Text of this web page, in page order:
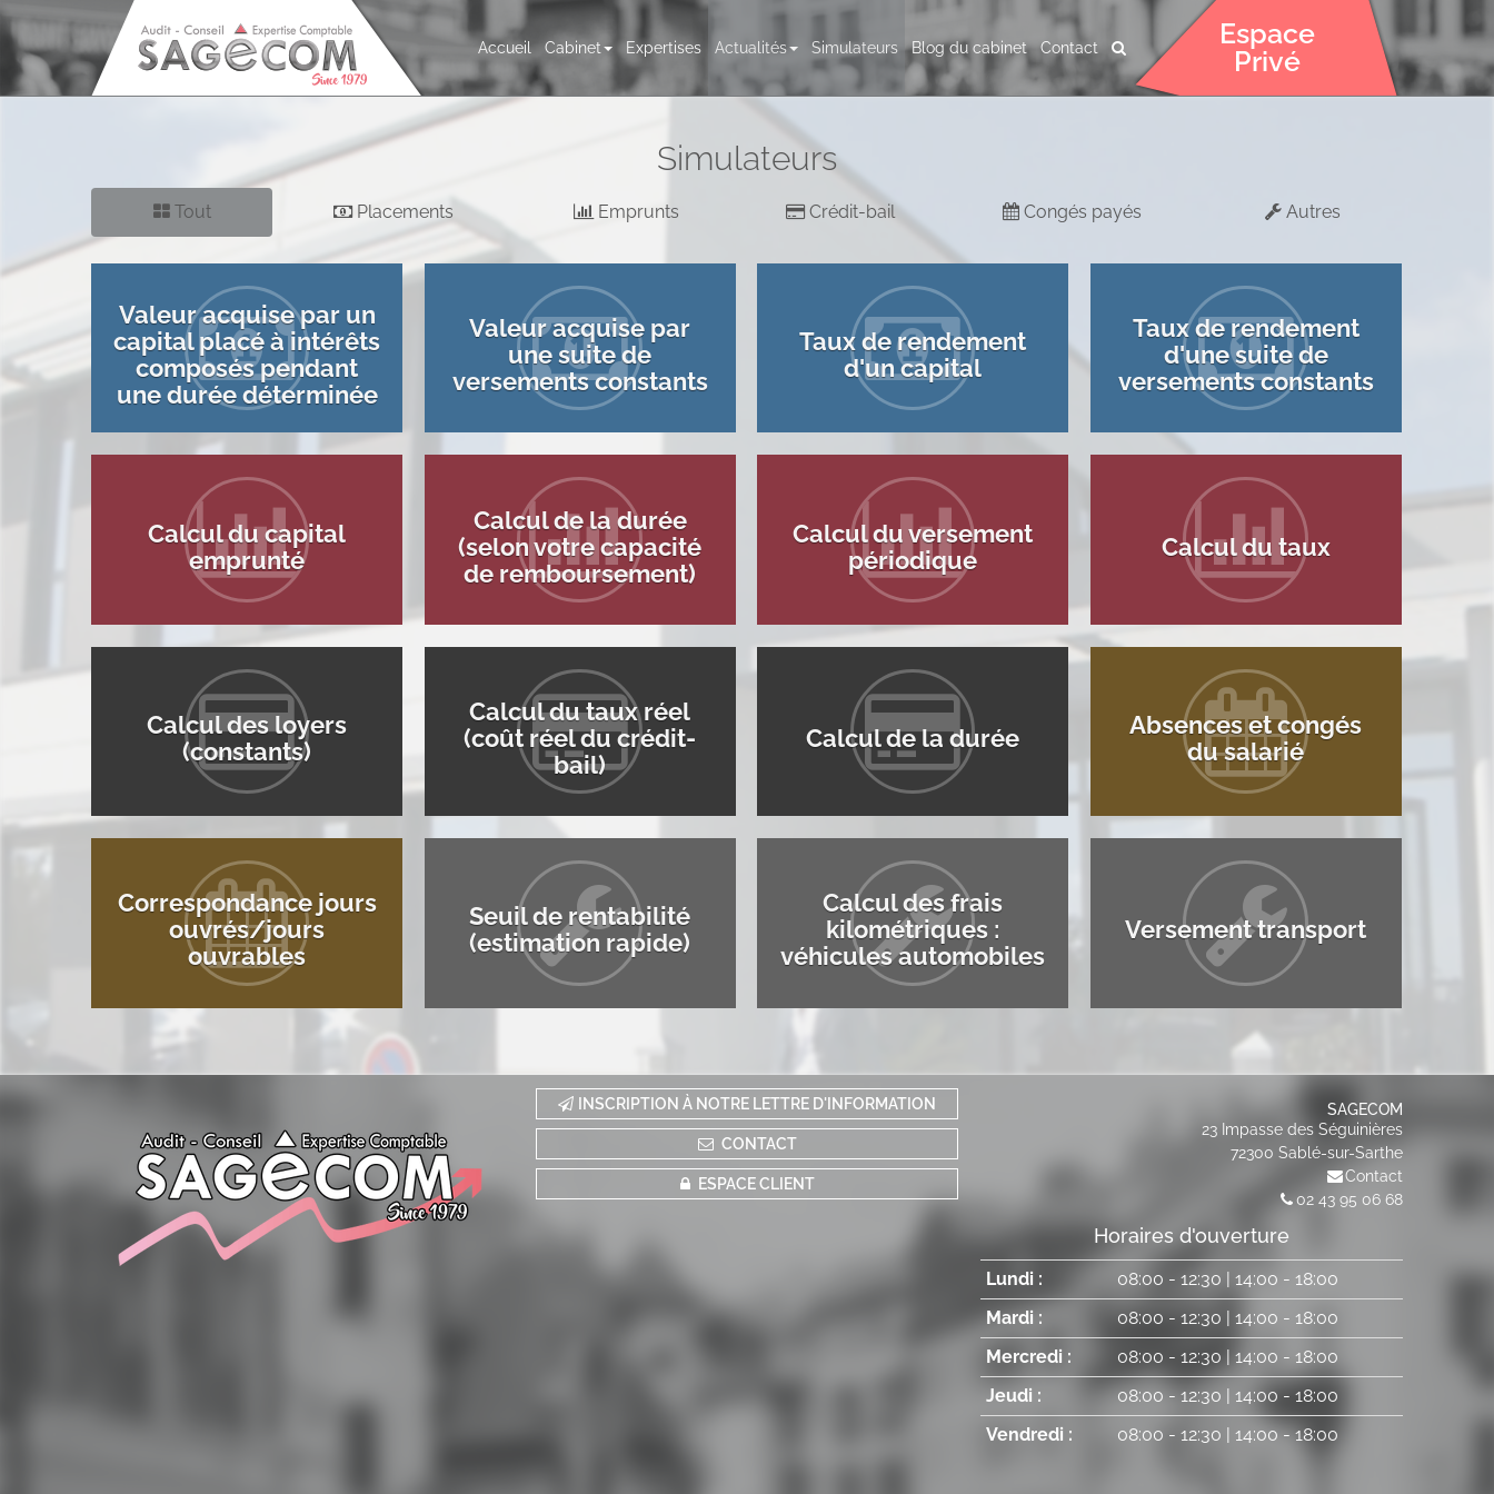
Accueil Cabinet Expertises Actualités Simulateurs Blog du cabinet Contact
Espace
Privé
Simulateurs
Tout Placements Emprunts Crédit-bail Congés payés Autres
Valeur acquise par un
capital placé à intérêts
composés pendant
une durée déterminée
Valeur acquise par
une suite de
versements constants
Taux de rendement
d'un capital
Taux de rendement
d'une suite de
versements constants
Calcul du capital
emprunté
Calcul de la durée
(selon votre capacité
de remboursement)
Calcul du versement
périodique
Calcul du taux
Calcul des loyers
(constants)
Calcul du taux réel
(coût réel du crédit-
bail)
Calcul de la durée
Absences et congés
du salarié
Correspondance jours
ouvrés/jours
ouvrables
Seuil de rentabilité
(estimation rapide)
Calcul des frais
kilométriques :
véhicules automobiles
Versement transport
INSCRIPTION À NOTRE LETTRE D'INFORMATION
CONTACT
ESPACE CLIENT
SAGECOM
23 Impasse des Séguinières
72300 Sablé-sur-Sarthe
Contact
02 43 95 06 68
Horaires d'ouverture
Lundi : 08:00 - 12:30 | 14:00 - 18:00
Mardi :
08:00 - 12:30 | 14:00 - 18:00
Mercredi :
08:00 - 12:30 | 14:00 - 18:00
Jeudi :
08:00 - 12:30 | 14:00 - 18:00
Vendredi :
08:00 - 12:30 | 14:00 - 18:00